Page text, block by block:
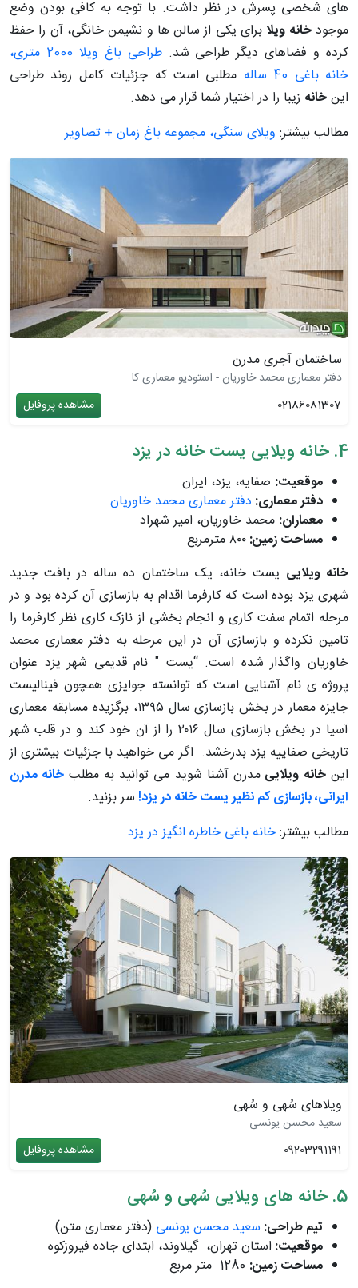
های شخصی پسرش در نظر داشت. با توجه به کافی بودن وضع
موجودخانه ویلا برای یکی از سالن­ ها و نشیمن­ خانگی، آن را حفظ
کرده و فضاهای دیگر طراحی شد.
طراحی باغ ویلا 2000 متری،
خانه باغی 40 ساله
مطلبی است که جزئیات کامل روند طراحی
اینخانه زیبا را در اختیار شما قرار می دهد.
مطالب بیشتر: ویلای سنگی، مجموعه باغ زمان + تصاویر
ساختمان آجری مدرن
دفتر معماری محمد خاوریان - استودیو معماری کا
02186081307
مشاهده پروفایل
4. خانه ویلایی یست خانه در یزد
موقعیت: صفایه، یزد، ایران
دفتر معماری: دفتر معماری محمد خاوریان
معماران: محمد خاوریان، امیر شهراد
مساحت زمین:۸۰۰ مترمربع
خانه ویلایی یست خانه، یک ساختمان ده ساله در بافت جدید
شهری یزد بوده است که کارفرما اقدام به بازسازی آن کرده بود و در
مرحله اتمام سفت کاری و انجام بخشی از نازک کاری نظر کارفرما را
تامین نکرده و بازسازی آن در این مرحله به دفتر معماری محمد
خاوریان واگذار شده است. “یست " نام قدیمی شهر یزد عنوان
پروژه ی نام آشنایی است که توانسته جوایزی همچون فینالیست
جایزه معمار در بخش بازسازی سال ۱۳۹۵، برگزیده مسابقه معماری
آسیا در بخش بازسازی سال ۲۰۱۶ را از آن خود کند و در قلب شهر
تاریخی صفاییه یزد بدرخشد. اگر می خواهید با جزئیات بیشتری از
اینخانه ویلایی مدرن آشنا شوید می توانید به مطلب خانه مدرن
ایرانی، بازسازی کم نظیر یست خانه در یزد!سر بزنید.
مطالب بیشتر:خانه باغی خاطره انگیز در یزد
ویلاهای سُهی و سُهی
سعید محسن یونسی
09203291191
مشاهده پروفایل
​5. خانه های ویلایی سُهی و سُهی
تیم طراحی: سعید محسن یونسی (دفتر معماری متن)
موقعیت: استان تهران، گیلاوند، ابتدای جاده فیروزکوه
مساحت زمین: